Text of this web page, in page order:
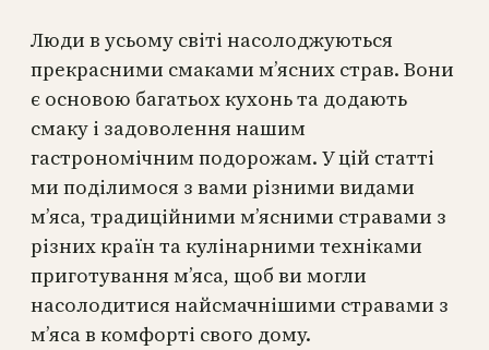
Люди в усьому світі насолоджуються
прекрасними смаками м’ясних страв. Вони
є основою багатьох кухонь та додають
смаку і задоволення нашим
гастрономічним подорожам. У цій статті
ми поділимося з вами різними видами
м’яса, традиційними м’ясними стравами з
різних країн та кулінарними техніками
приготування м’яса, щоб ви могли
насолодитися найсмачнішими стравами з
м’яса в комфорті свого дому.